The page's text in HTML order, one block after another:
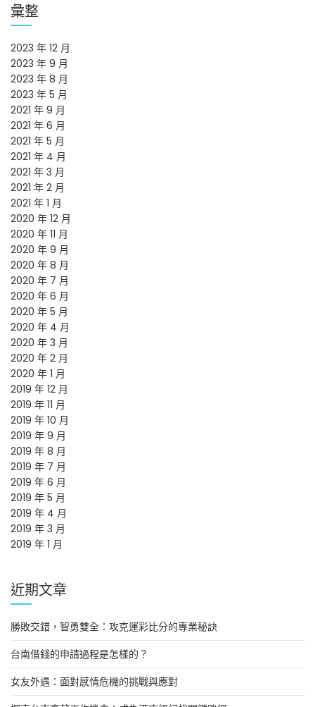
彙整
2023 年 12 月
2023 年 9 月
2023 年 8 月
2023 年 5 月
2021 年 9 月
2021 年 6 月
2021 年 5 月
2021 年 4 月
2021 年 3 月
2021 年 2 月
2021 年 1 月
2020 年 12 月
2020 年 11 月
2020 年 9 月
2020 年 8 月
2020 年 7 月
2020 年 6 月
2020 年 5 月
2020 年 4 月
2020 年 3 月
2020 年 2 月
2020 年 1 月
2019 年 12 月
2019 年 11 月
2019 年 10 月
2019 年 9 月
2019 年 8 月
2019 年 7 月
2019 年 6 月
2019 年 5 月
2019 年 4 月
2019 年 3 月
2019 年 1 月
近期文章
勝敗交錯，智勇雙全：攻克運彩比分的專業秘訣
台南借錢的申請過程是怎樣的？
女友外遇：面對感情危機的挑戰與應對